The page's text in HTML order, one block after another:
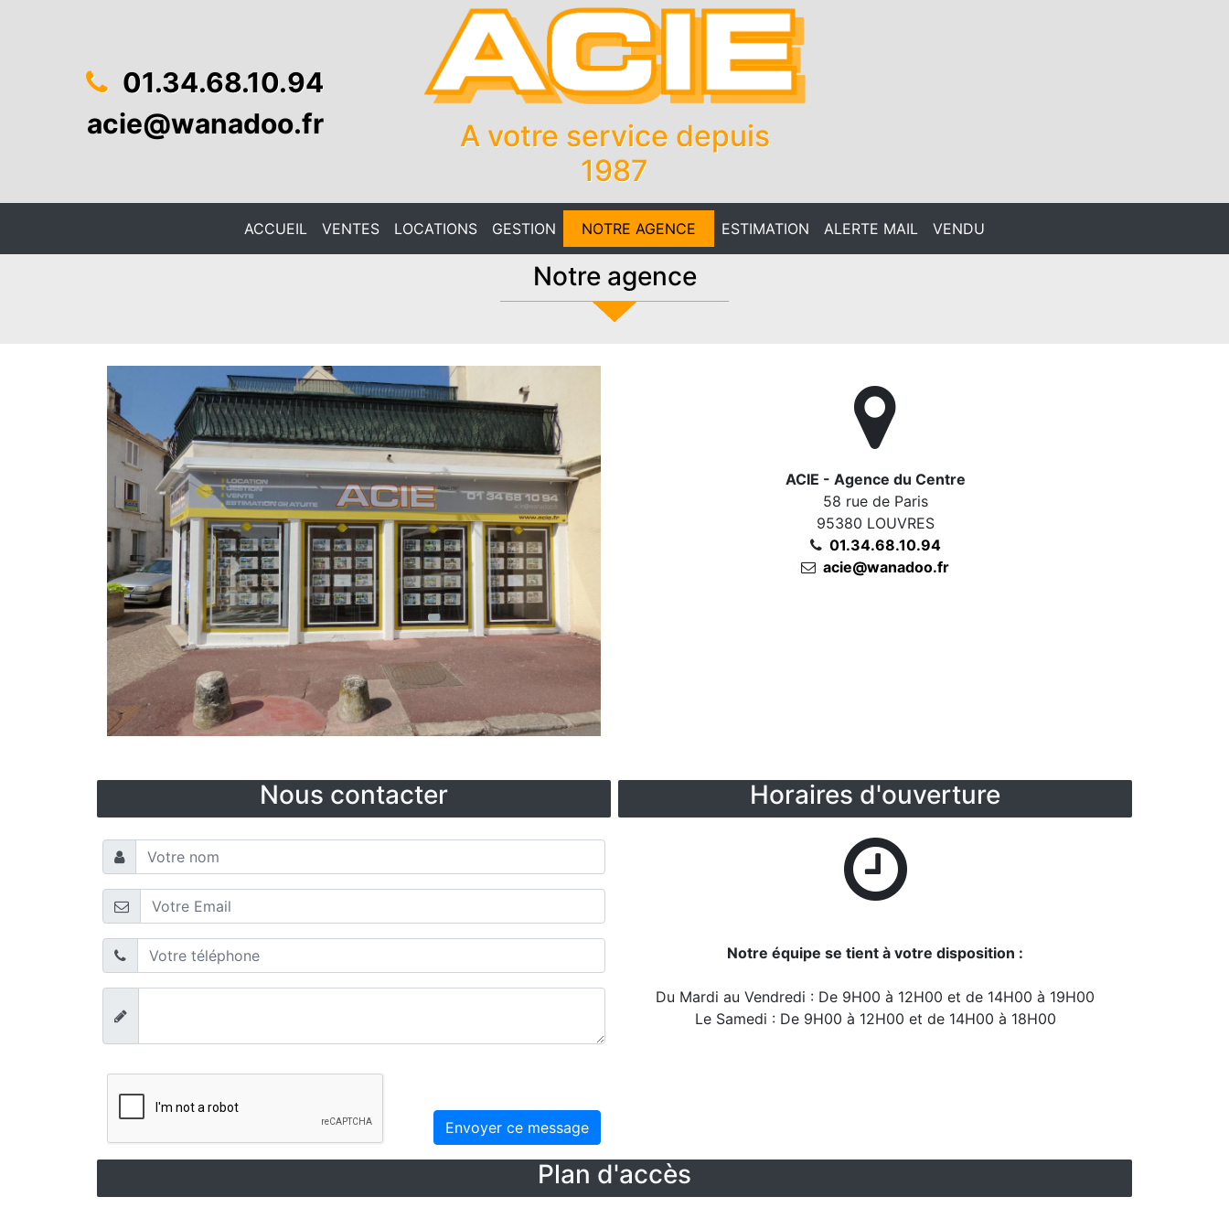
01.34.68.10.94
acie@wanadoo.fr
A votre service depuis
1987
ACCUEIL VENTES LOCATIONS GESTION NOTRE AGENCE ESTIMATION ALERTE MAIL VENDU
Notre agence
ACIE - Agence du Centre
58 rue de Paris
95380 LOUVRES
01.34.68.10.94
acie@wanadoo.fr
Nous contacter
Envoyer ce message
Horaires d'ouverture
Notre équipe se tient à votre disposition :
Du Mardi au Vendredi : De 9H00 à 12H00 et de 14H00 à 19H00
Le Samedi : De 9H00 à 12H00 et de 14H00 à 18H00
Plan d'accès